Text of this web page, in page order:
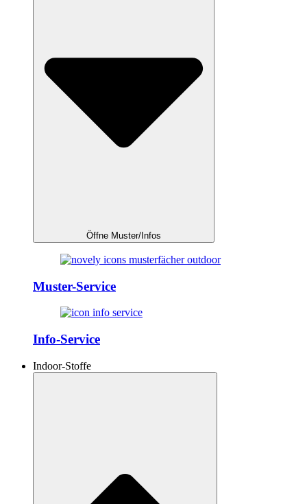
Öffne Muster/Infos
Muster-Service
Info-Service
Indoor-Stoffe